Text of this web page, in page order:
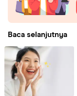
Baca selanjutnya